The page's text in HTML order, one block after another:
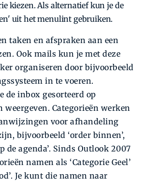
kiezen. Als alternatief kun je de
uit het menulint gebruiken.
taken en afspraken aan een
Ook mails kun je met deze
organiseren door bijvoorbeeld
in te voeren.
de inbox gesorteerd op
weergeven. Categorieën werken
voor afhandeling
bijvoorbeeld ‘order binnen’,
de agenda’. Sinds Outlook 2007
namen als ‘Categorie Geel’
Je kunt die namen naar